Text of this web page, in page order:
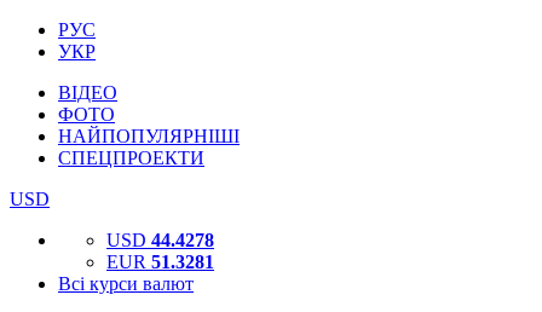
РУС
УКР
ВІДЕО
ФОТО
НАЙПОПУЛЯРНІШІ
СПЕЦПРОЕКТИ
USD
USD 44.4278
EUR 51.3281
Всі курси валют